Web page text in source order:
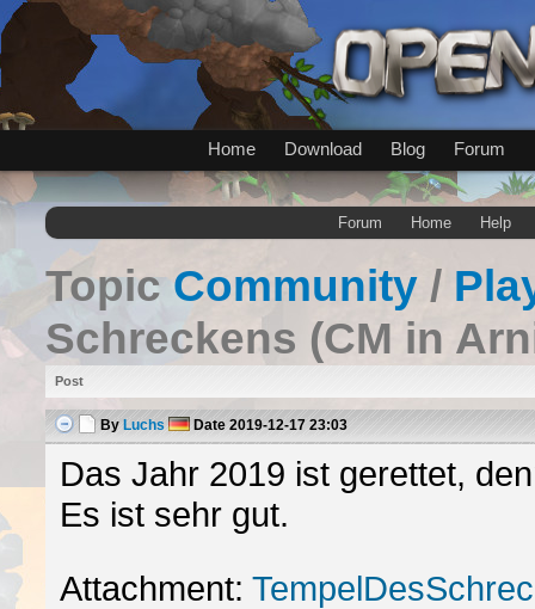
Home Download Blog Forum
Forum Home Help
Topic Community /
Schreckens (CM in
Post
By Luchs Date 2019-12-17 23:03
Das Jahr 2019 ist gerettet,
Es ist sehr gut.
Attachment: